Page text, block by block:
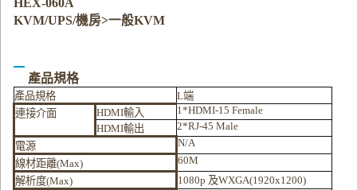
HEX-060A
KVM/UPS/機房>一般KVM
產品規格
產品規格 L端
連接介面
HDMI輸入
1*HDMI-15 Female
HDMI輸出
2*RJ-45 Male
電源
N/A
線材距離(Max)
60M
解析度(Max) 1080p 及WXGA(1920x1200)